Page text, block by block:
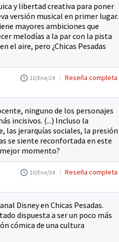
y libertad creativa para poner
versión musical en primer lugar.
mayores ambiciones que
melodías a la par con la pista
el aire, pero ¿Chicas Pesadas
10/Ene/24 Reseña completa
ninguno de los personajes
incisivos. (...) Incluso la
las jerarquías sociales, la presión
se siente reconfortada en este
momento?
10/Ene/24 Reseña completa
Disney en Chicas Pesadas.
dispuesta a ser un poco más
cómica de una cultura